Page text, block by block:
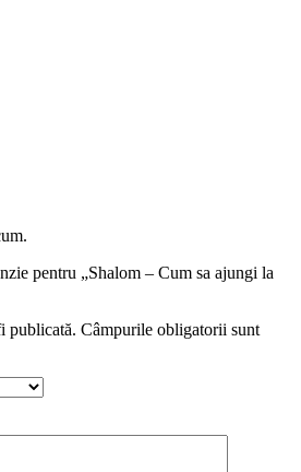
pentru „Shalom – Cum sa ajungi la
publicată. Câmpurile obligatorii sunt